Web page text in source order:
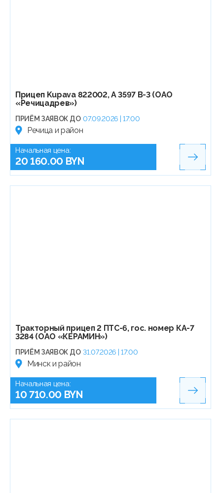
Прицеп Kupava 822002, А 3597 В-3 (ОАО
«Речицадрев»)
ПРИЁМ ЗАЯВОК ДО 07.09.2026 | 17:00
Речица и район
Начальная цена:
20 160.00 BYN
Тракторный прицеп 2 ПТС-6, гос. номер КА-7
3284 (ОАО «КЕРАМИН»)
ПРИЁМ ЗАЯВОК ДО 31.07.2026 | 17:00
Минск и район
Начальная цена:
10 710.00 BYN